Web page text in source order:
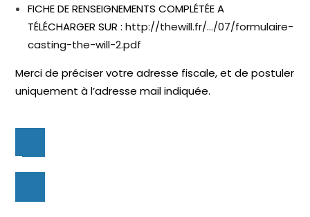
FICHE DE RENSEIGNEMENTS COMPLÉTÉE A
TÉLÉCHARGER SUR :http://thewill.fr/…/07/formulaire-
casting-the-will-2.pdf
Merci de préciser votre adresse fiscale, et de postuler
uniquement à l’adresse mail indiquée.